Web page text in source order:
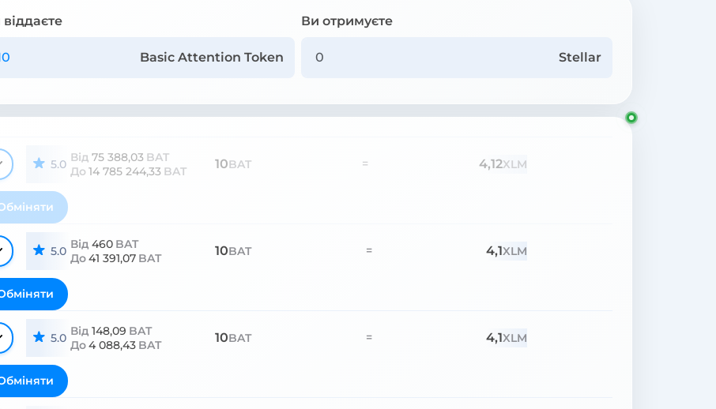
Basic Attention Token
Ви отримуєте
Stellar
5.0 Від 75 388,03 BAT
До 14 785 244,33 BAT 10BAT = 4,12XLM
5.0 Від 460 BAT
До41 391,07 BAT 10BAT = 4,1XLM
5.0 Від 148,09 BAT
До4 088,43 BAT 10BAT = 4,1XLM